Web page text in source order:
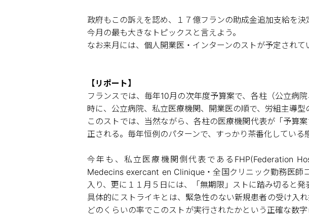
政府もこの訴えを認め、１７億フランの助成金追加支給を決
今月の最も大きなトピックスと言えよう。
なお来月には、個人開業医・インターンのストが予定されて
【リポート】
フランスでは、毎年10月の次年度予算案で、各柱（公立病
時に、公立病院、私立医療機関、開業医の順で、労組主導型
このストでは、当然ながら、各柱の医療機関代表が「予算
正される。毎年恒例のパターンで、すっかり茶番化している
今年も、私立医療機関側代表であるFHP(Federation
Medecins exercant en Clinique・全国クリニック勤務医師
入り、更に１１月５日には、「無期限」ストに踏み切ると発
具体的にストライキとは、緊急性のない新規患者の受け入
どのくらいの率でこのストが実行されたかという正確な数